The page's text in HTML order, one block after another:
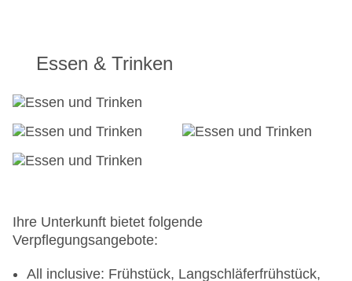
Essen & Trinken
Ihre Unterkunft bietet folgende
Verpflegungsangebote:
All inclusive: Frühstück, Langschläferfrühstück,